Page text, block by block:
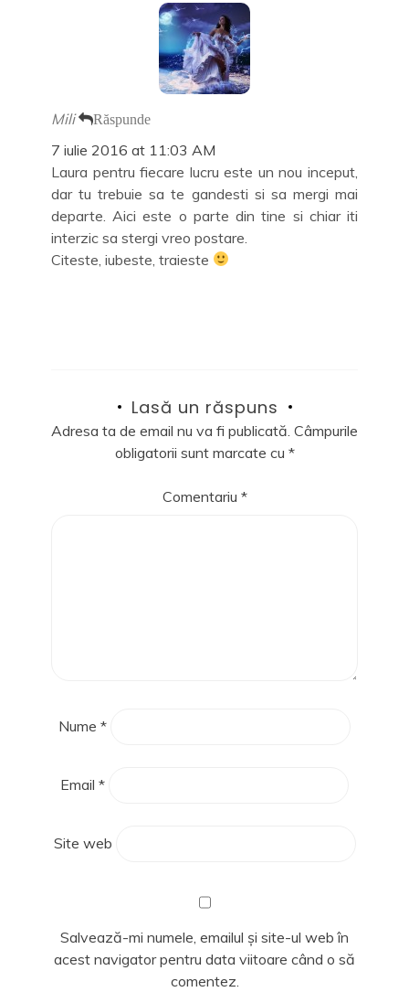
Mili Răspunde
7 iulie 2016 at 11:03 AM
Laura pentru fiecare lucru este un nou inceput,
dar tu trebuie sa te gandesti si sa mergi mai
departe. Aici este o parte din tine si chiar iti
interzic sa stergi vreo postare.
Citeste, iubeste, traieste
Lasă un răspuns
Adresa ta de email nu va fi publicată. Câmpurile
obligatorii sunt marcate cu *
Comentariu *
Nume *
Email *
Site web
Salvează-mi numele, emailul și site-ul web în
acest navigator pentru data viitoare când o să
comentez.